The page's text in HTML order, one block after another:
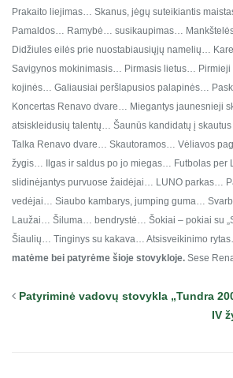
Prakaito liejimas… Skanus, jėgų suteikiantis
Pamaldos… Ramybė… susikaupimas…
Didžiules eilės prie nuostabiausiųjų namelių…
Savigynos mokinimasis… Pirmasis lietus…
kojinės… Galiausiai peršlapusios palapinės…
Koncertas Renavo dvare… Miegantys jaunesnieji
atsiskleidusių talentų… Šaunūs kandidatų į
Talka Renavo dvare… Skautoramos… Vėliavos
žygis… Ilgas ir saldus po jo miegas… Futbolas per
slidinėjantys purvuose žaidėjai… LUNO parkas…
vedėjai… Siaubo kambarys, jumping guma…
Laužai… Šiluma… bendrystė… Šokiai – pokiai su
Šiaulių… Tinginys su kakava… Atsisveikinimo
matėme bei patyrėme šioje stovykloje. Sese
Patyriminė vadovų stovykla „Tundra
IV